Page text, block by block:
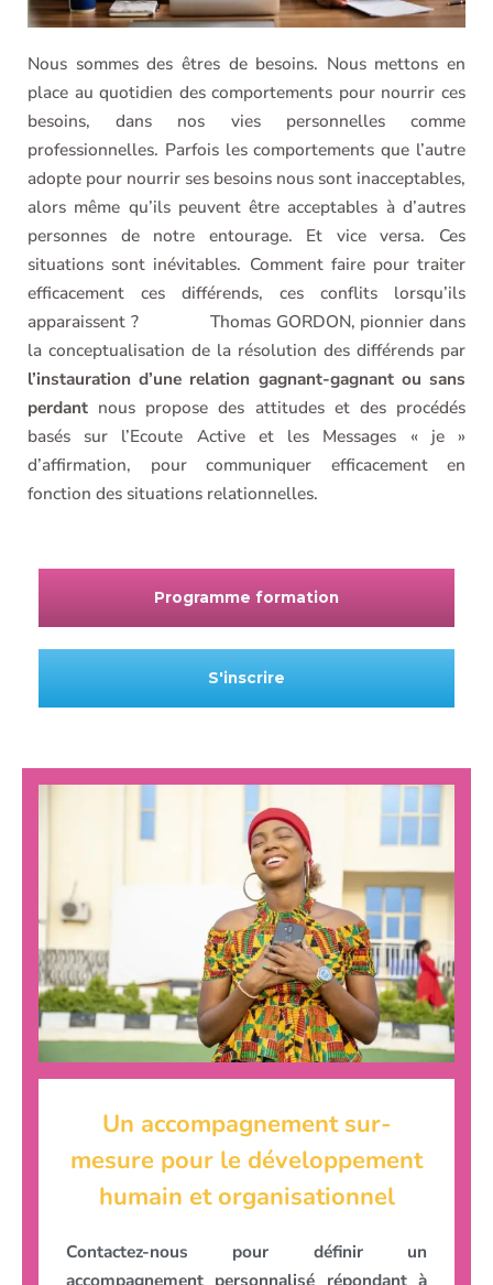
Nous sommes des êtres de besoins. Nous mettons en
place au quotidien des comportements pour nourrir ces
besoins, dans nos vies personnelles comme
professionnelles. Parfois les comportements que l’autre
adopte pour nourrir ses besoins nous sont inacceptables,
alors même qu’ils peuvent être acceptables à d’autres
personnes de notre entourage. Et vice versa. Ces
situations sont inévitables. Comment faire pour traiter
efficacement ces différends, ces conflits lorsqu’ils
apparaissent ? Thomas GORDON, pionnier dans
la conceptualisation de la résolution des différends par
l’instauration d’une relation gagnant-gagnantou sans
perdant nous propose des attitudes et des procédés
basés sur l’Ecoute Active et les Messages « je »
d’affirmation, pour communiquer efficacement en
fonction des situations relationnelles.
Programme formation
S'inscrire
Un accompagnement sur-
mesure pour le développement
humain et organisationnel
Contactez-nous pour définir un
accompagnement personnalisé répondant à